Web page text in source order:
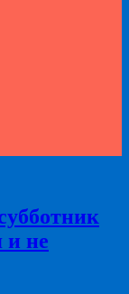
и не